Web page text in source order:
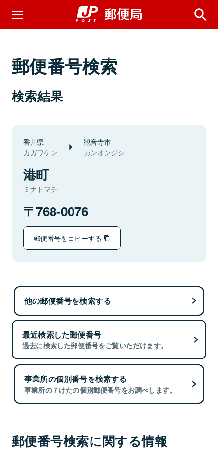
郵便番号検索
検索結果
香川県
カガワケン
観音寺市
カンオンジシ
港町
ミナトマチ
768-0076
郵便番号をコピーする
他の郵便番号を検索する
最近検索した郵便番号
過去に検索した郵便番号をご覧いただけます。
事業所の個別番号を検索する
事業所の７けたの個別郵便番号をお調べします。
郵便番号検索に関する情報